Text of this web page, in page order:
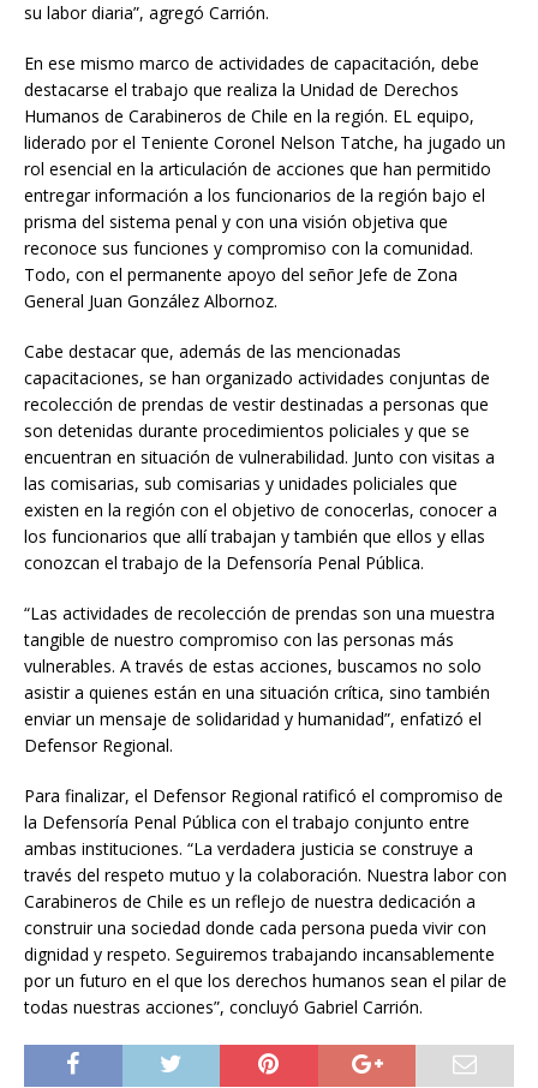
su labor diaria”, agregó Carrión.
En ese mismo marco de actividades de capacitación, debe
destacarse el trabajo que realiza la Unidad de Derechos
Humanos de Carabineros de Chile en la región. EL equipo,
liderado por el Teniente Coronel Nelson Tatche, ha jugado un
rol esencial en la articulación de acciones que han permitido
entregar información a los funcionarios de la región bajo el
prisma del sistema penal y con una visión objetiva que
reconoce sus funciones y compromiso con la comunidad.
Todo, con el permanente apoyo del señor Jefe de Zona
General Juan González Albornoz.
Cabe destacar que, además de las mencionadas
capacitaciones, se han organizado actividades conjuntas de
recolección de prendas de vestir destinadas a personas que
son detenidas durante procedimientos policiales y que se
encuentran en situación de vulnerabilidad. Junto con visitas a
las comisarias, sub comisarias y unidades policiales que
existen en la región con el objetivo de conocerlas, conocer a
los funcionarios que allí trabajan y también que ellos y ellas
conozcan el trabajo de la Defensoría Penal Pública.
“Las actividades de recolección de prendas son una muestra
tangible de nuestro compromiso con las personas más
vulnerables. A través de estas acciones, buscamos no solo
asistir a quienes están en una situación crítica, sino también
enviar un mensaje de solidaridad y humanidad”, enfatizó el
Defensor Regional.
Para finalizar, el Defensor Regional ratificó el compromiso de
la Defensoría Penal Pública con el trabajo conjunto entre
ambas instituciones. “La verdadera justicia se construye a
través del respeto mutuo y la colaboración. Nuestra labor con
Carabineros de Chile es un reflejo de nuestra dedicación a
construir una sociedad donde cada persona pueda vivir con
dignidad y respeto. Seguiremos trabajando incansablemente
por un futuro en el que los derechos humanos sean el pilar de
todas nuestras acciones”, concluyó Gabriel Carrión.